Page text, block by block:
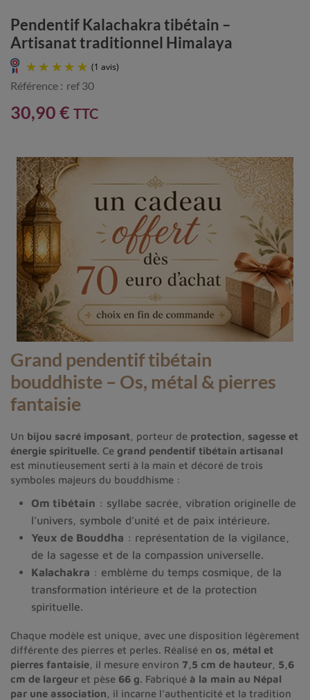
Pendentif Kalachakra tibétain –
Artisanat traditionnel Himalaya
(1 avis)
Référence : ref 30
30,90 € TTC
Grand pendentif tibétain
bouddhiste – Os, métal & pierres
fantaisie
Un bijou sacré imposant , porteur de protection, sagesse et
énergie spirituelle. Ce grand pendentif tibétain artisanal
est minutieusement serti à la main et décoré de trois
symboles majeurs du bouddhisme :
Om tibétain : syllabe sacrée, vibration originelle de
l’univers, symbole d’unité et de paix intérieure.
Yeux de Bouddha : représentation de la vigilance,
de la sagesse et de la compassion universelle.
Kalachakra : emblème du temps cosmique, de la
transformation intérieure et de la protection
spirituelle.
Chaque modèle est unique, avec une disposition légèrement
différente des pierres et perles. Réalisé en os, métal et
pierres fantaisie , il mesure environ 7,5 cm de hauteur 5,6
cm de largeur et pèse 66 g. Fabriqué à la main au Népal
par une association , il incarne l’authenticité et la tradition